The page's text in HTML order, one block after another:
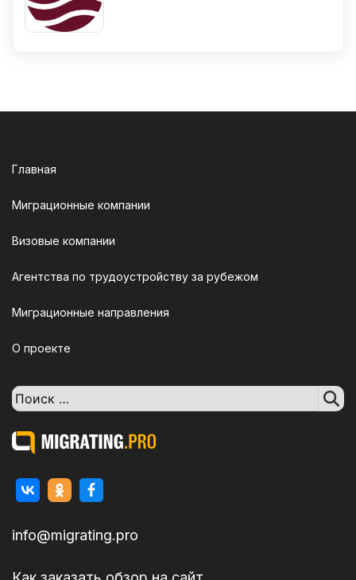
Главная
Миграционные компании
Визовые компании
Агентства по трудоустройству за рубежом
Миграционные направления
О проекте
Поиск:
info@migrating.pro